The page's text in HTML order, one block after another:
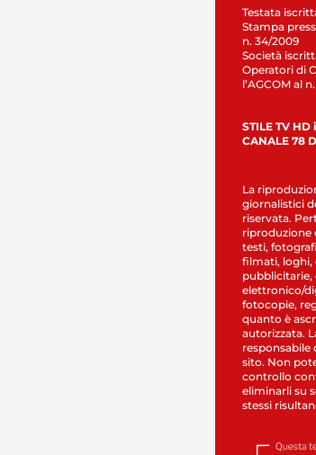
Testata
Stampa
n. 34/2009
Società
Operatori di
l’AGCOM al
STILE TV HD
CANALE 78
La
giornalistici
riservata.
riproduzione
testi,
filmati, loghi,
pubblicitarie,
elettronico/
fotocopie,
quanto è
autorizzata.
sito. Non
controllo
eliminarli su
stessi